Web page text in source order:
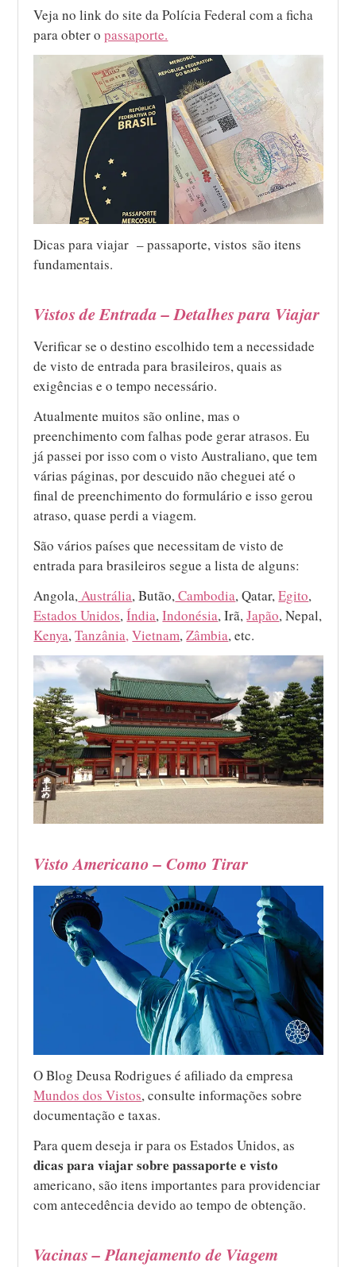
Veja no link do site da Polícia Federal com a ficha
para obter opassaporte.
Dicas para viajar – passaporte, vistos são itens
fundamentais.
Vistos de Entrada – Detalhes para Viajar
Verificar se o destino escolhido tem a necessidade
de visto de entrada para brasileiros, quais as
exigências e o tempo necessário.
Atualmente muitos são online, mas o
preenchimento com falhas pode gerar atrasos. Eu
já passei por isso com o visto Australiano, que tem
várias páginas, por descuido não cheguei até o
final de preenchimento do formulário e isso gerou
atraso, quase perdi a viagem.
São vários países que necessitam de visto de
entrada para brasileiros segue a lista de alguns:
Angola,Austrália, Butão,Cambodia, Qatar,Egito,
Estados Unidos,Índia,Indonésia, Irã,Japão, Nepal,
Kenya,Tanzânia,Vietnam,Zâmbia, etc.
Visto Americano – Como Tirar
O Blog Deusa Rodrigues é afiliado da empresa
Mundos dos Vistos, consulte informações sobre
documentação e taxas.
Para quem deseja ir para os Estados Unidos, as
dicas para viajar sobre passaporte e visto
americano, são itens importantes para providenciar
com antecedência devido ao tempo de obtenção.
Vacinas – Planejamento de Viagem